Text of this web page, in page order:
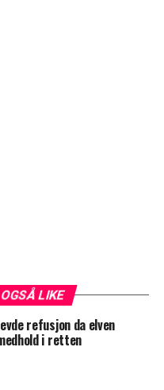
LIKE
refusjon da elven
i retten